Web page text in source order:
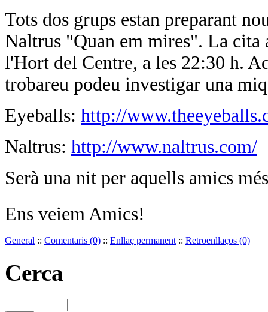
Tots dos grups estan preparant
Naltrus "Quan em mires". La cita
l'Hort del Centre, a les 22:30 h.
trobareu podeu investigar una
Eyeballs: http://
Naltrus: http://www.naltrus.com/
Serà una nit per aquells amics
Ens veiem Amics!
General :: Comentaris (0) :: Enllaç permanent :: Retroenllaços (0)
Cerca